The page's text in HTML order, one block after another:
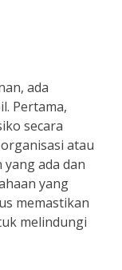
ada
Pertama,
secara
atau
ada dan
yang
memastikan
melindungi